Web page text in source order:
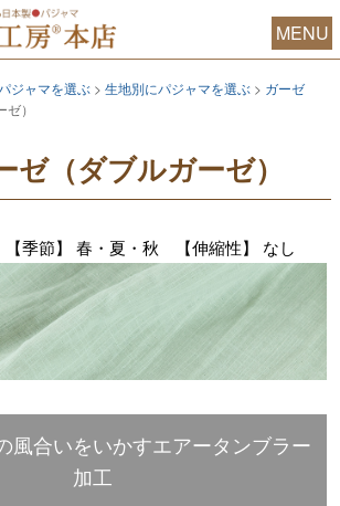
MENU
ジャマを選ぶ 生地別にパジャマを選ぶ
ガーゼ
）
ゼ（ダブルガーゼ）
【季節】 春・夏・秋 【伸縮性】 なし
風合いをいかすエアータンブラー
加工